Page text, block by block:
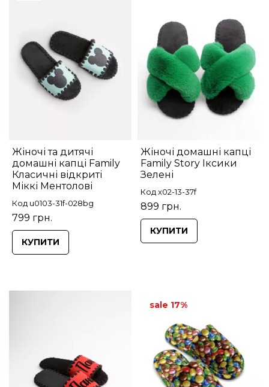
Жіночі та дитячі
домашні капці Family
Класичні відкриті
Міккі Ментолові
Код u0103-31f-028bg
799 грн.
КУПИТИ
Жіночі домашні капці
Family Story Іксики
Зелені
Код x02-13-37f
899 грн.
КУПИТИ
sale 17%